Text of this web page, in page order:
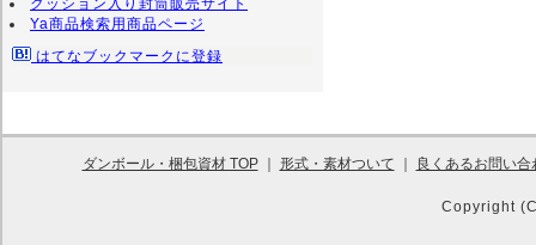
クッション入り封筒販売サイト
Ya商品検索用商品ページ
はてなブックマークに登録
ダンボール・梱包資材 TOP｜ 形式・素材ついて 良くあるお問い合
Copyright